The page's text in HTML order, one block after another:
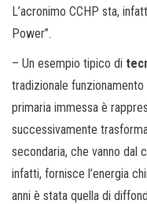
L’acronimo CCHP sta,
Power”.
– Un esempio tipico di
tradizionale funzionamento
primaria immessa è
successivamente
secondaria, che vanno dal
infatti, fornisce l’energia
anni è stata quella di